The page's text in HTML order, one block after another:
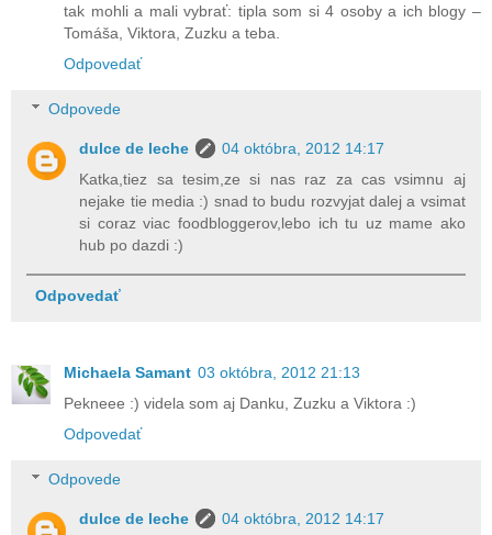
tak mohli a mali vybrať: tipla som si 4 osoby a ich blogy –
Tomáša, Viktora, Zuzku a teba.
Odpovedať
Odpovede
dulce de leche
04 októbra, 2012 14:17
Katka,tiez sa tesim,ze si nas raz za cas vsimnu aj
nejake tie media :) snad to budu rozvyjat dalej a vsimat
si coraz viac foodbloggerov,lebo ich tu uz mame ako
hub po dazdi :)
Odpovedať
Michaela Samant 03 októbra, 2012 21:13
Pekneee :) videla som aj Danku, Zuzku a Viktora :)
Odpovedať
Odpovede
dulce de leche
04 októbra, 2012 14:17